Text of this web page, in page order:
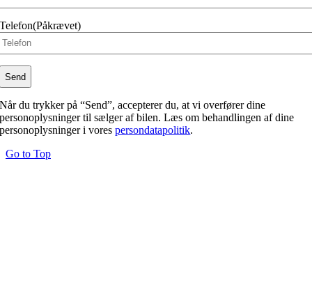
Telefon(Påkrævet)
Når du trykker på “Send”, accepterer du, at vi overfører dine
personoplysninger til sælger af bilen. Læs om behandlingen af dine
personoplysninger i vorespersondatapolitik.
Go to Top